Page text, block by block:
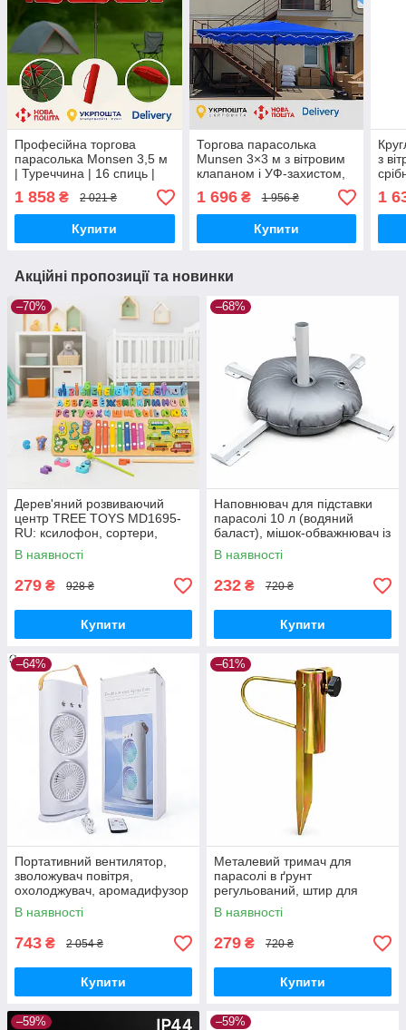
Професійна торгова
парасолька Monsen 3,5 м
| Туреччина | 16 спиць |
захист
1 858 ₴ 2 021 ₴
Купити
Торгова парасолька
Munsen 3×3 м з вітровим
клапаном і УФ-захистом,
1 696₴ 1 956 ₴
Купити
з
1
Акційні пропозиції та новинки
–70%
Дерев'яний розвиваючий
центр TREE TOYS MD1695-
RU: ксилофон, сортери,
рибальство, 10 рибок
В наявності
279 ₴ 928 ₴
Купити
–68%
Наповнювач для підставки
парасолі 10 л (водяний
баласт), мішок-обважнювач із
клапаном
В наявності
232 ₴ 720 ₴
Купити
–64%
Портативний вентилятор,
зволожувач повітря,
охолоджувач, аромадифузор
FH-666
В наявності
743 ₴ 2 054 ₴
Купити
–61%
Металевий тримач для
парасолі в ґрунт
регульований, штир для
садової парасолі з
фіксатором
В наявності
279 ₴ 720 ₴
Купити
–59% –59%